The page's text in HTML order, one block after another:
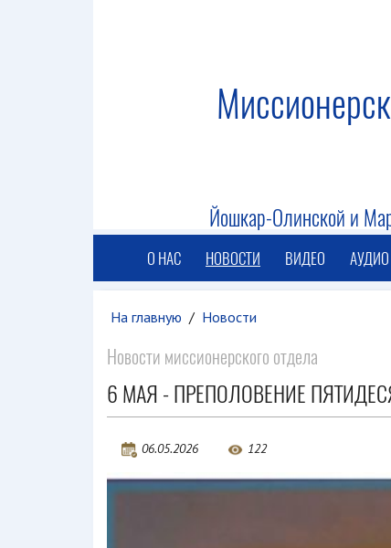
Йошкар-Олинской и
О НАС НОВОСТИ ВИДЕО АУДИО
На главную / Новости
Новости миссионерского отдела
6 МАЯ - ПРЕПОЛОВЕНИЕ
06.05.2026 122